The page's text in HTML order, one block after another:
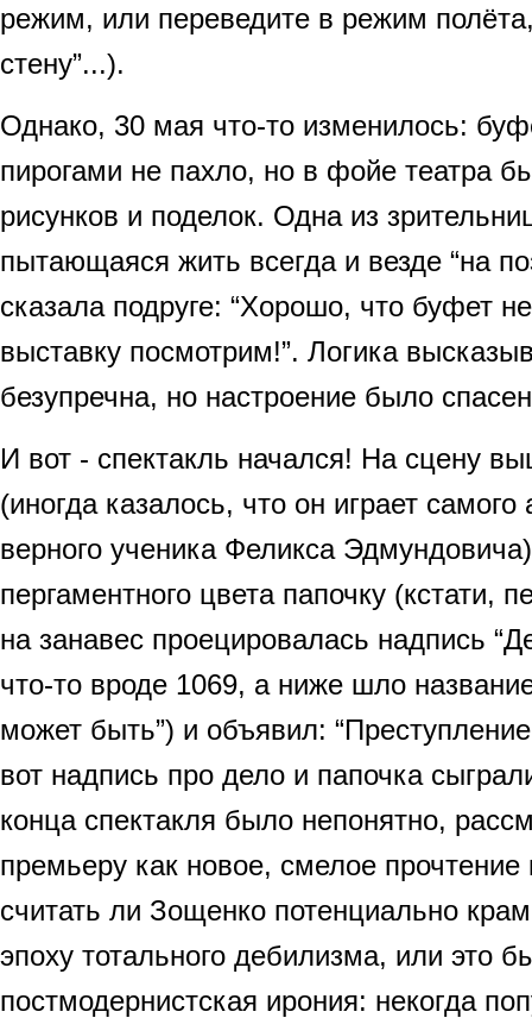
режим, или переведите в режим
стену”...).
Однако, 30 мая что-то изменилось:
пирогами не пахло, но в фойе театра
рисунков и поделок. Одна из
пытающаяся жить всегда и везде “на
сказала подруге: “Хорошо, что буфет
выставку посмотрим!”. Логика
безупречна, но настроение было
И вот - спектакль начался! На сцену
(иногда казалось, что он играет самого
верного ученика Феликса
пергаментного цвета папочку (кстати,
на занавес проецировалась надпись
что-то вроде 1069, а ниже шло
может быть”) и объявил:
вот надпись про дело и папочка
конца спектакля было непонятно,
премьеру как новое, смелое
считать ли Зощенко потенциально
эпоху тотального дебилизма, или это
постмодернистская ирония: некогда